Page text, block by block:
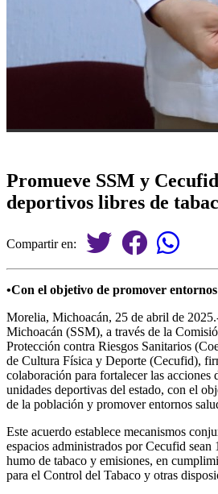
Promueve SSM y
deportivos libres de
Compartir en:
•Con el objetivo de promover
Morelia, Michoacán, 25 de abril de
Michoacán (SSM), a través de la
Protección contra Riesgos Sanitarios
de Cultura Física y Deporte (Cecufid),
colaboración para fortalecer las acciones
unidades deportivas del estado, con el
de la población y promover entornos
Este acuerdo establece mecanismos
espacios administrados por Cecufid
humo de tabaco y emisiones, en
para el Control del Tabaco y otras